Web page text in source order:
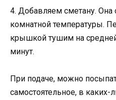
4. Добавляем сметану. Она
комнатной температуры.
крышкой тушим на
минут.
При подаче, можно
самостоятельное, в каких-